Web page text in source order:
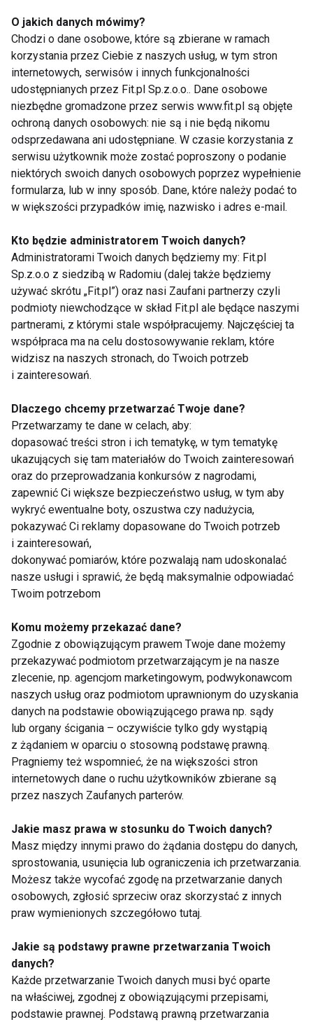
Dzieci wychodzą do szkoły bez
śniadania!
Infekcja gardła u malucha? Nie
daj się!
kształtuje się od najmłodszych
lat
Drugie śniadanie dla dziecka do
szkoły - przepisy
Karmienie piersią a profilaktyka
nadwagi i otyłości
Biegówka - najlepszy pierwszy
rower
Zdrowe posiłki dla ucznia
Sposób żywienia w pierwszych
latach życia wpływa na przyszłe
zdrowie
Ważna aktywność i dieta
dziecka
Wojciech Zep (PZPN): Dieta u
trenujących dzieci ma
Wegetarianizm wśród
najmłodszych – tak czy nie?
O jakich danych mówimy?
Chodzi o dane osobowe, które są zbierane w ramach
korzystania przez Ciebie z naszych usług, w tym stron
internetowych, serwisów i innych funkcjonalności
udostępnianych przez Fit.pl Sp.z.o.o.. Dane osobowe
niezbędne gromadzone przez serwis www.fit.pl są objęte
ochroną danych osobowych: nie są i nie będą nikomu
odsprzedawana ani udostępniane. W czasie korzystania z
serwisu użytkownik może zostać poproszony o podanie
niektórych swoich danych osobowych poprzez wypełnienie
formularza, lub w inny sposób. Dane, które należy podać to
w większości przypadków imię, nazwisko i adres e-mail.
Kto będzie administratorem Twoich danych?
Administratorami Twoich danych będziemy my: Fit.pl
Sp.z.o.o z siedzibą w Radomiu (dalej także będziemy
używać skrótu „Fit.pl”) oraz nasi Zaufani partnerzy czyli
podmioty niewchodzące w skład Fit.pl ale będące naszymi
partnerami, z którymi stale współpracujemy. Najczęściej ta
współpraca ma na celu dostosowywanie reklam, które
widzisz na naszych stronach, do Twoich potrzeb
i zainteresowań.
Dlaczego chcemy przetwarzać Twoje dane?
Przetwarzamy te dane w celach, aby:
dopasować treści stron i ich tematykę, w tym tematykę
ukazujących się tam materiałów do Twoich zainteresowań
oraz do przeprowadzania konkursów z nagrodami,
zapewnić Ci większe bezpieczeństwo usług, w tym aby
wykryć ewentualne boty, oszustwa czy nadużycia,
pokazywać Ci reklamy dopasowane do Twoich potrzeb
i zainteresowań,
dokonywać pomiarów, które pozwalają nam udoskonalać
nasze usługi i sprawić, że będą maksymalnie odpowiadać
Twoim potrzebom
Komu możemy przekazać dane?
Zgodnie z obowiązującym prawem Twoje dane możemy
przekazywać podmiotom przetwarzającym je na nasze
zlecenie, np. agencjom marketingowym, podwykonawcom
naszych usług oraz podmiotom uprawnionym do uzyskania
danych na podstawie obowiązującego prawa np. sądy
lub organy ścigania – oczywiście tylko gdy wystąpią
z żądaniem w oparciu o stosowną podstawę prawną.
Pragniemy też wspomnieć, że na większości stron
internetowych dane o ruchu użytkowników zbierane są
przez naszych Zaufanych parterów.
Jakie masz prawa w stosunku do Twoich danych?
Masz między innymi prawo do żądania dostępu do danych,
sprostowania, usunięcia lub ograniczenia ich przetwarzania.
Możesz także wycofać zgodę na przetwarzanie danych
osobowych, zgłosić sprzeciw oraz skorzystać z innych
praw wymienionych szczegółowo tutaj.
Jakie są podstawy prawne przetwarzania Twoich
danych?
Każde przetwarzanie Twoich danych musi być oparte
na właściwej, zgodnej z obowiązującymi przepisami,
podstawie prawnej. Podstawą prawną przetwarzania